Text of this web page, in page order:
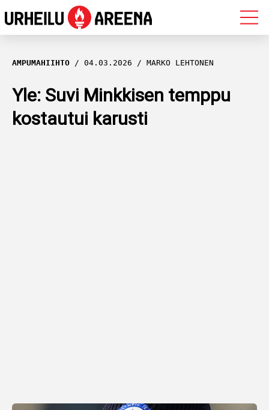
OLYMPIALAISET
MAASTOHIIHTO
AMPUMAHIIHTO
AMPUMAHIIHTO 04.03.2026 MARKO LEHTONEN
Yle: Suvi Minkkisen temppu
kostautui karusti